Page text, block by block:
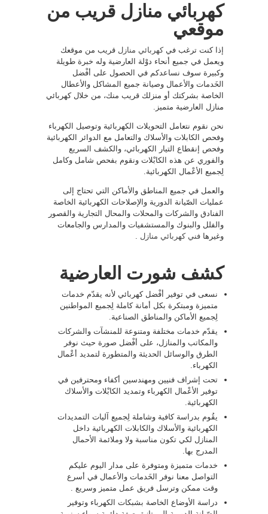
كهربائي منازل قريب من
موقعي
إذا كنت ترغب فيكهربائي منازل قريب من موقعك
ويعمل في جميع أنحاء دوْلة العارضية وله خبرة طويلة
وكبيرة سوف نساعدكم في الحصول على أفْضل
الخَدمات والأعمال وصيانة جميع المشاكل والأعطال
الخاصة بشركتك أو منزلك قريب منك، من خلال كهربائي
منازل العارضية متميز.
نحن نقوم نتعامل التحويلات الكهربائية وتوصيل الكهرباء
وفحص الكابلات والأسلاك والتعامل مع الدوائر الكهربائية
وفحص إنقطاع التيار الكهربائي، والكشف السريع
والفوري عن هذه الكابْلات ونقوم بفحص شامل وكامل
لِجميع الأعْمال الكهربائية.
والعمل في جميع المناطق والأماكن التي تحتاج إلى
عمليات الصّيانة الدورية والإصلاحات الكهربائية الخاصة
الفنادق والشركات والمحلات والمحال التجارية والقصور
والفلل والبنوك والمستشفيات والمدارس والجامعات
وغيرها فني كهربائي منازل
كشف شورت العارضية
نسعى في توفير أفْضل كهربائي لأنه يقدّم خدمات
متميزة ومبتكرة بكل أمانة كاملة لِجميع المواطنين
لِجميع الأماكن والمناطق الصناعية.
يقدّم خدمات مختلفة ومتنوعة للمنشآت والشركات
والمكاتب والمنازل، على أفْضل صورة حيث نوفر
الطرق والوسائل الحديثة والمتطورة لتمديد أعْمال
الكهرباء.
تحت إشراف فنيين ومهندسين أكفاء ومحترفين في
توفير الأعْمال الكهرباء وتمديد الكابْلات والأسلاك
الكهربائية.
يقُوم بدراسة كافية وشاملة لِجميع آليات التمديدات
الكهربائية والأسلاك والكابلات الكهربائية داخل
المنازل لكي تكون مناسبة ولا وملائمة الأحمال
المدرج بها.
خدمات متميزة ومتوفرة على مدار اليوم عليكم
التواصل معنا نوفر الخَدمات والأعمال في أسرع
وقت ممكن وترسل فريق عمل متميز وسريع .
دراسة الأوضاع الخاصة بشبكات الكهرباء وتوفير